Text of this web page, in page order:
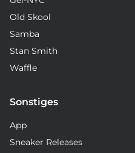
Old Skool
Samba
Stan Smith
Waffle
Sonstiges
App
Sneaker Releases